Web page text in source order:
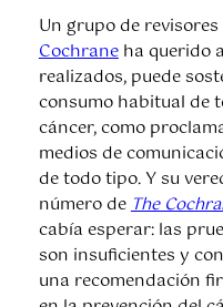
Un grupo de
Cochraneha querido
realizados, puede
consumo habitual de
cáncer, como
medios de
de todo tipo. Y su
número deThe
cabía esperar: las
son insuficientes y
una recomendación